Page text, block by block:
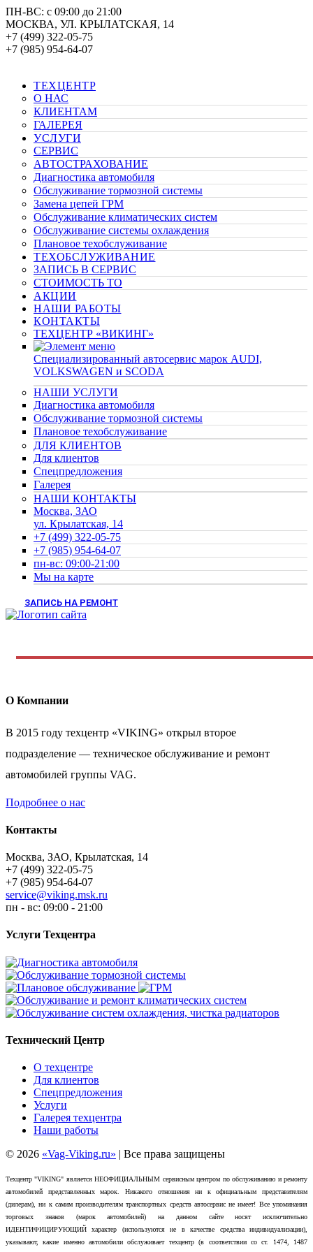
ПН-ВС: с 09:00 до 21:00
МОСКВА, УЛ. КРЫЛАТСКАЯ, 14
+7 (499) 322-05-75
+7 (985) 954-64-07
ТЕХЦЕНТР
О НАС
КЛИЕНТАМ
ГАЛЕРЕЯ
УСЛУГИ
СЕРВИС
АВТОСТРАХОВАНИЕ
Диагностика автомобиля
Обслуживание тормозной системы
Замена цепей ГРМ
Обслуживание климатических систем
Обслуживание системы охлаждения
Плановое техобслуживание
ТЕХОБСЛУЖИВАНИЕ
ЗАПИСЬ В СЕРВИС
СТОИМОСТЬ ТО
АКЦИИ
НАШИ РАБОТЫ
КОНТАКТЫ
ТЕХЦЕНТР «ВИКИНГ»
Cпециализированный автосервис марок AUDI,
VOLKSWAGEN и SCODA
НАШИ УСЛУГИ
Диагностика автомобиля
Обслуживание тормозной системы
Плановое техобслуживание
ДЛЯ КЛИЕНТОВ
Для клиентов
Спецпредложения
Галерея
НАШИ КОНТАКТЫ
Москва, ЗАО
ул. Крылатская, 14
+7 (499) 322-05-75
+7 (985) 954-64-07
пн-вс: 09:00-21:00
Мы на карте
ЗАПИСЬ НА РЕМОНТ
О Компании
В 2015 году техцентр «VIKING» открыл второе
подразделение — техническое обслуживание и ремонт
автомобилей группы VAG.
Подробнее о нас
Контакты
Москва, ЗАО, Крылатская, 14
+7 (499) 322-05-75
+7 (985) 954-64-07
service@viking.msk.ru
пн - вс: 09:00 - 21:00
Услуги Техцентра
Технический Центр
О техцентре
Для клиентов
Спецпредложения
Услуги
Галерея техцентра
Наши работы
© 2026 «Vag-Viking.ru» | Все права защищены
Техцентр "VIKING" является НЕОФИЦИАЛЬНЫМ сервисным центром по обслуживанию и ремонту
автомобилей представленных марок. Никакого отношения ни к официальным представителям
(дилерам), ни к самим производителям транспортных средств автосервис не имеет! Все упоминания
торговых знаков (марок автомобилей) на данном сайте носят исключительно
ИДЕНТИФИЦИРУЮЩИЙ характер (используются не в качестве средства индивидуализации),
указывают, какие именно автомобили обслуживает техцентр (в соответствии со ст. 1474, 1487